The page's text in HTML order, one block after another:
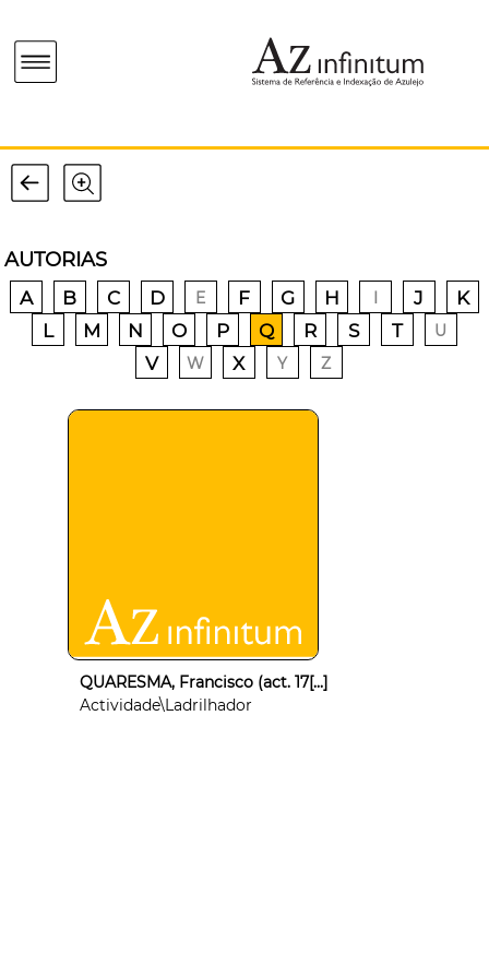
AUTORIAS
A B C D E F G H I J
K
L
M N O P Q R S T U
V W X Y Z
QUARESMA, Francisco (act. 17[...]
Actividade\Ladrilhador